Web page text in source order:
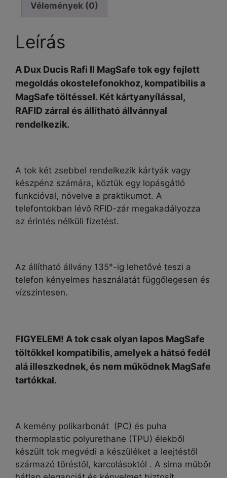
mennyiség
Vélemények (0)
Leírás
A Dux Ducis Rafi II MagSafe tok egy fejlett
megoldás okostelefonokhoz, kompatibilis a
MagSafe töltéssel. Két kártyanyílással,
RAFID zárral és állítható állvánnyal
rendelkezik.
A tok két zsebbel rendelkezik kártyák vagy
készpénz számára, köztük egy lopásgátló
funkcióval, növelve a praktikumot. A
telefontokban lévő RFID-zár megakadályozza
az érintés nélküli fizetést.
Az állítható állvány 135°-ig lehetővé teszi a
telefon kényelmes használatát függőlegesen és
vízszintesen.
FIGYELEM! A tok csak olyan lapos MagSafe
töltőkkel kompatibilis, amelyek a hátsó fedél
alá illeszkednek, és nem működnek MagSafe
tartókkal.
A kemény polikarbonát (PC) és puha
thermoplastic polyurethane (TPU) élekből
készült tok megvédi a készüléket a leejtéstől
származó töréstől, karcolásoktól . A sima műbőr